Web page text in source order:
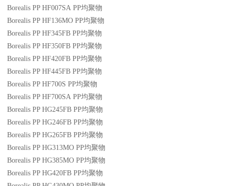
Borealis PP HF007SA PP均聚物
Borealis PP HF136MO PP均聚物
Borealis PP HF345FB PP均聚物
Borealis PP HF350FB PP均聚物
Borealis PP HF420FB PP均聚物
Borealis PP HF445FB PP均聚物
Borealis PP HF700S PP均聚物
Borealis PP HF700SA PP均聚物
Borealis PP HG245FB PP均聚物
Borealis PP HG246FB PP均聚物
Borealis PP HG265FB PP均聚物
Borealis PP HG313MO PP均聚物
Borealis PP HG385MO PP均聚物
Borealis PP HG420FB PP均聚物